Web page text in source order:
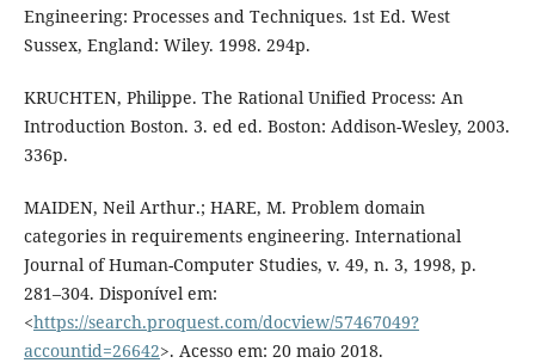
Engineering: Processes and Techniques. 1st Ed. West
Sussex, England: Wiley. 1998. 294p.
KRUCHTEN, Philippe. The Rational Unified Process: An
Introduction Boston. 3. ed ed. Boston: Addison-Wesley, 2003.
336p.
MAIDEN, Neil Arthur.; HARE, M. Problem domain
categories in requirements engineering. International
Journal of Human-Computer Studies, v. 49, n. 3, 1998, p.
281–304. Disponível em:
<https://search.proquest.com/docview/57467049?
accountid=26642>. Acesso em: 20 maio 2018.